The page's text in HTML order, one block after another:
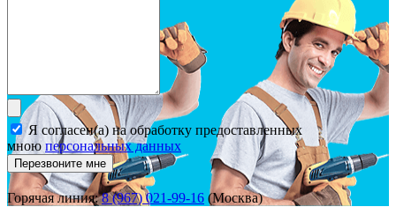
Я согласен(а) на обработку предоставленных
мною персональных данных
Перезвоните мне
Горячая линия:8 (967) 021-99-16 (Москва)